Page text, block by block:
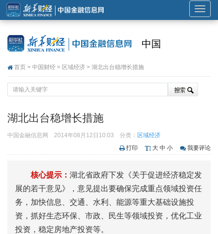
展
开
中国
首页 > 中国财经 > 区域经济 > 湖北出台稳增长措施
湖北出台稳增长措施
中国金融信息网 2014年08月12日10:03 分类： 区域经济
打印
大 中 小 我要评论
核心提示： 湖北省政府下发《关于促进经济稳定发
展的若干意见》，意见提出要确保完成重点领域投资任
务，加快信息、交通、水利、能源等重大基础设施投
资，抓好生态环保、市政、民生等领域投资，优化工业
投资，稳定房地产投资等。